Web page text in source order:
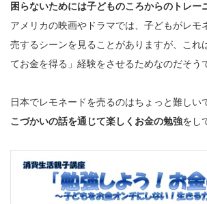
困らないためには子どものころからのトレー
アメリカの映画やドラマでは、子どもがレモ
売するシーンを見ることがありますが、これ
てお金を得る」経験をさせるためなのだそう
日本でレモネードを売るのはちょっと難しい
こづかいの話を通じて楽しくお金の勉強をし